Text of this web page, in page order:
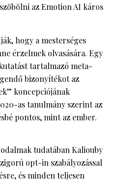
az Emotion AI káros
hogy a mesterséges
érzelmek olvasására. Egy
tartalmazó meta-
bizonyítékot az
koncepciójának
as tanulmány szerint az
pontos, mint az ember.
tudatában Kaliouby
opt-in szabályozással
és minden teljesen